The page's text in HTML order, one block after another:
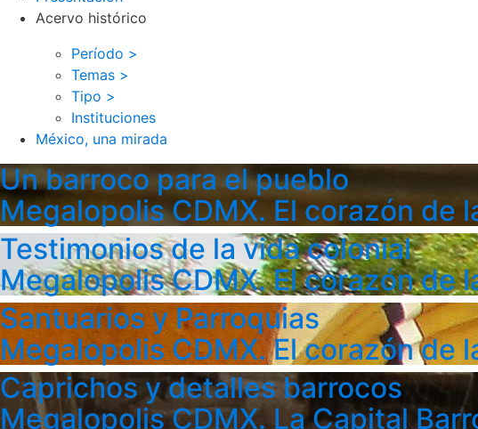
Acervo histórico
Período >
Temas >
Tipo >
Instituciones
México, una mirada
Un barroco para el pueblo
Megalopolis CDMX. El corazón de
Testimonios de la vida colonial
Megalopolis CDMX. El corazón de
Santuarios y Parroquias
Megalopolis CDMX. El corazón de
Caprichos y detalles barrocos
Megalopolis CDMX. La Capital